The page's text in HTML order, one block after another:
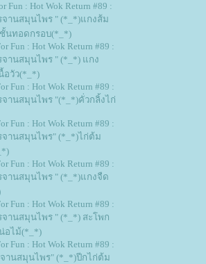
Fun : Hot Wok Return #89 :
จานสมุนไพร " (*_*)แกงส้ม
นทอดกรอบ(*_*)
Fun : Hot Wok Return #89 :
จานสมุนไพร " (*_*) แกง
อวัว(*_*)
Fun : Hot Wok Return #89 :
จานสมุนไพร "(*_*)คั่วกลิ้งไก่
Fun : Hot Wok Return #89 :
จานสมุนไพร" (*_*)ไก่ต้ม
Fun : Hot Wok Return #89 :
จานสมุนไพร " (*_*)แกงจืด
Fun : Hot Wok Return #89 :
จานสมุนไพร " (*_*) สะโพก
อไม้(*_*)
Fun : Hot Wok Return #89 :
านสมุนไพร" (*_*)ปีกไก่ต้ม